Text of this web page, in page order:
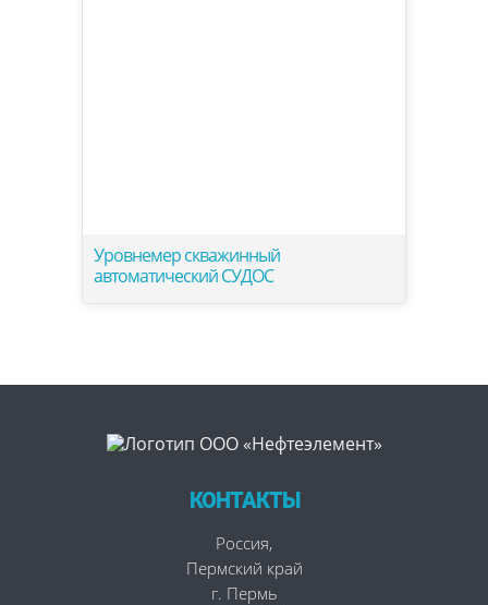
Уровнемер скважинный
автоматический СУДОС
КОНТАКТЫ
Россия,
Пермский край
г. Пермь